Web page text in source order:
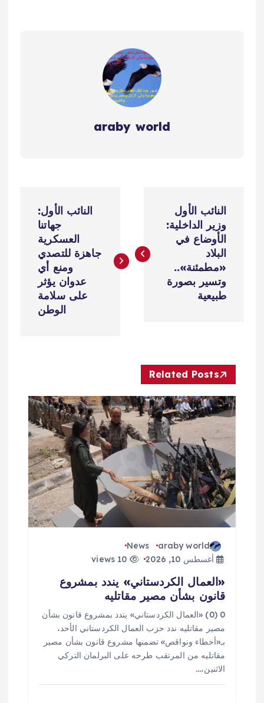
araby world
ص
م
ق
ت
النائب الأول
وزير الداخلية:
الأوضاع في
البلاد
«مطمئنة»..
وتسير بصورة
طبيعية
النائب الأول:
جهاتنا
العسكرية
جاهزة للتصدي
ومنع أي
عدوان يؤثر
على سلامة
الوطن
Related Posts
araby world
News
أغسطس 10, 2026
«العمال الكردستاني» يندد بمشروع
قانون بشأن مصير مقاتليه
0 (0) «العمال الكردستاني» يندد بمشروع قانون بشأن
مصير مقاتليه ندد حزب العمال الكردستاني الأحد،
بـ«أخطاء ونواقص» تضمنها مشروع قانون بشأن مصير
مقاتليه من المرتقب طرحه على البرلمان التركي
الاثنين،…